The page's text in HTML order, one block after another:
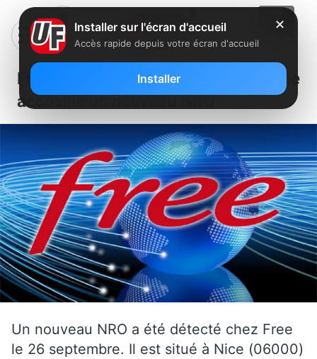
Fibre : le réseau FTTH de Free
accueille un nouveau NRO
Un nouveau NRO a été détecté chez Free
le 26 septembre. Il est situé à Nice (06000)
✕
Installer sur l'écran d'accueil
Accès rapide depuis votre écran d'accueil
Installer